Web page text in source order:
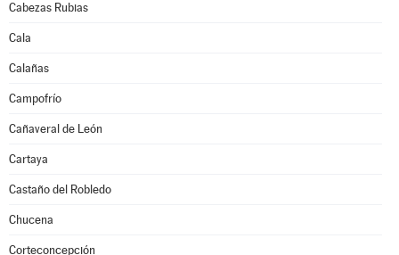
Cabezas Rubias
Cala
Calañas
Campofrío
Cañaveral de León
Cartaya
Castaño del Robledo
Chucena
Corteconcepción